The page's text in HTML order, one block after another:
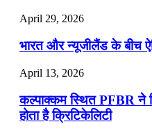
April 29, 2026
भारत और न्यूजीलैंड के बीच
April 13, 2026
कल्पाक्कम स्थित PFBR ने
होता है क्रिटिकेलिटी